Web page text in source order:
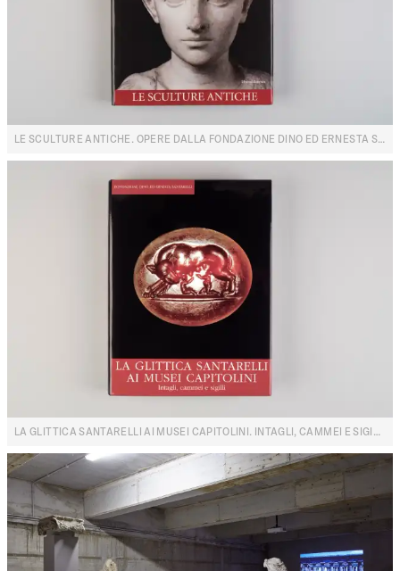
LE SCULTURE ANTICHE. OPERE DALLA FONDAZIONE DINO ED ERNESTA SANTARELLI. I. RITRATTI E RILIEVI
LA GLITTICA SANTARELLI AI MUSEI CAPITOLINI. INTAGLI, CAMMEI E SIGILLI